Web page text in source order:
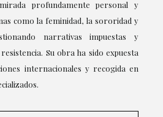
profundamente personal y
como la feminidad, la sororidad y
narrativas impuestas y
Su obra ha sido expuesta
internacionales y recogida en